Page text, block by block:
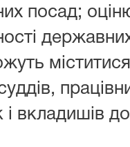
посад;
вкладишів